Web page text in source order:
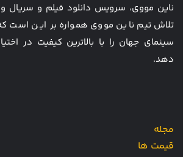
ناین مووی، سرویس دانلود فیلم و سریال
تلاش تیم ناین مووی همواره بر این است
سینمای جهان را با بالاترین کیفیت در
دهد.
مجله
قیمت ها